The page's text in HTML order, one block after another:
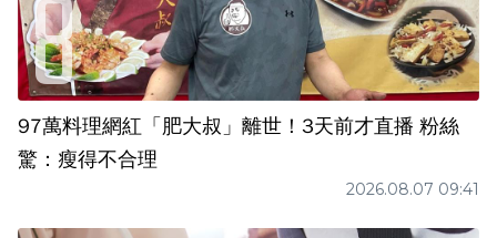
97萬料理網紅「肥大叔」離世！3天前才直播 粉絲
驚：瘦得不合理
2026.08.07 09:41